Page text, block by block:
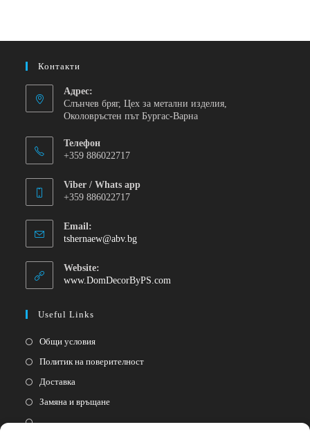
Контакти
Адрес:
Слънчев бряг, Цех за метални изделия,
Околовръстен път Бургас-Варна
Телефон
+359 886022717
Viber / Whats app
+359 886022717
Email:
tshernaew@abv.bg
Website:
www.DomDecorByPS.com
Useful Links
Общи условия
Политик на поверителност
Доставка
Замяна и връщане